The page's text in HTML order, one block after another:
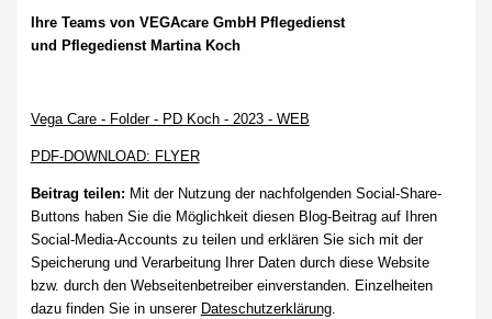
Ihre Teams von VEGAcare GmbH Pflegedienst
und Pflegedienst Martina Koch
Vega Care - Folder - PD Koch - 2023 - WEB
PDF-DOWNLOAD: FLYER
Beitrag teilen: Mit der Nutzung der nachfolgenden Social-Share-
Buttons haben Sie die Möglichkeit diesen Blog-Beitrag auf Ihren
Social-Media-Accounts zu teilen und erklären Sie sich mit der
Speicherung und Verarbeitung Ihrer Daten durch diese Website
bzw. durch den Webseitenbetreiber einverstanden. Einzelheiten
dazu finden Sie in unserer Dateschutzerklärung.